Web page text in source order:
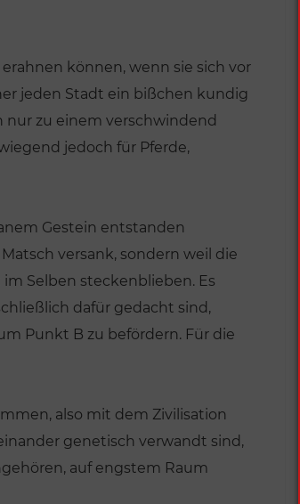
können, wenn sie sich vor
jeden Stadt ein bißchen kundig
zu einem verschwindend
jedoch für Pferde,
Gestein entstanden
versank, sondern weil die
Selben steckenblieben. Es
dafür gedacht sind,
Punkt B zu befördern. Für die
also mit dem Zivilisation
genetisch verwandt sind,
auf engstem Raum